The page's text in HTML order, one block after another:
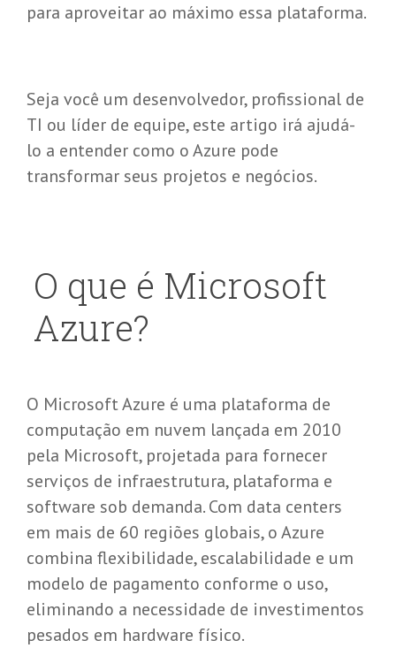
para aproveitar ao máximo essa plataforma.
Seja você um desenvolvedor, profissional de
TI ou líder de equipe, este artigo irá ajudá-
lo a entender como o Azure pode
transformar seus projetos e negócios.
O que é Microsoft
Azure?
O Microsoft Azure é uma plataforma de
computação em nuvem lançada em 2010
pela Microsoft, projetada para fornecer
serviços de infraestrutura, plataforma e
software sob demanda. Com data centers
em mais de 60 regiões globais, o Azure
combina flexibilidade, escalabilidade e um
modelo de pagamento conforme o uso,
eliminando a necessidade de investimentos
pesados em hardware físico.